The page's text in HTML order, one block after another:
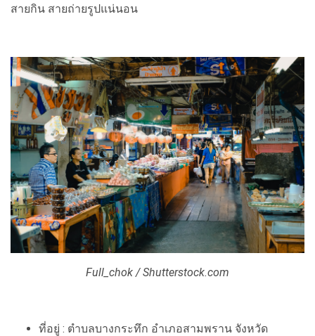
สายกิน สายถ่ายรูปแน่นอน
Full_chok / Shutterstock.com
ที่อยู่ : ตำบลบางกระทึก อำเภอสามพราน จังหวัด